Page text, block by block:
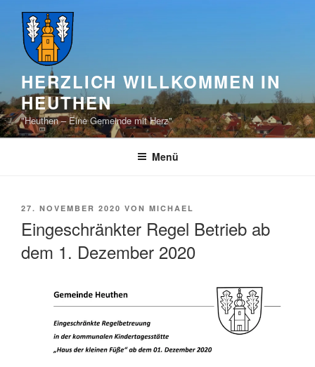
Inhalt
springen
HERZLICH WILLKOMMEN IN
HEUTHEN
"Heuthen – Eine Gemeinde mit Herz"
Menü
VERÖFFENTLICHT
27. NOVEMBER 2020 VON MICHAEL
Eingeschränkter Regel Betrieb ab
dem 1. Dezember 2020